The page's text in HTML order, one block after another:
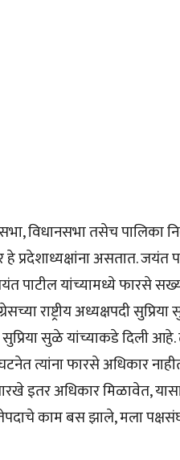
विधानसभा तसेच पालिका
प्रदेशाध्यक्षांना असतात. जयंत
पाटील यांच्यामध्ये
राष्ट्रीय अध्यक्षपदी
सुप्रिया सुळे यांच्याकडे दिली
त्यांना फारसे अधिकार
इतर अधिकार मिळावेत,
काम बस झाले, मला